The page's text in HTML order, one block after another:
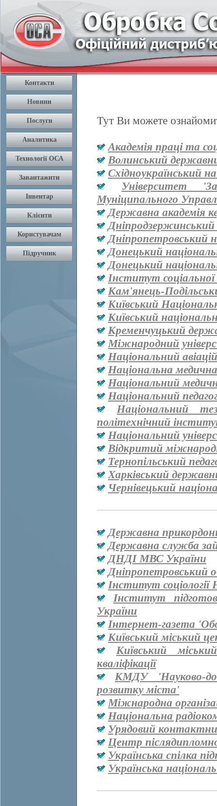
Тут Ви можете
Академія праці та
Волинський
Східноукраїнський
Університет
Муніципального
Державна академія
Дніпропетровський
Донецький
Донецький
Інститут
Кам'янець-
Київський
Київський
Кременчуцький
Міжнародний
Національний
Національна медична
Національний
Національний
Національний
політехнічний
Національний
Відкритий
Тернопільський
Харківський
Чернівецький
Державна
Державна служба
ДНДІ МВС України
Дніпропетровський
Інститут
Інститут
України
Інтернет-газета
Київський міський
Київський
кваліфікації
КМДУ 'Науково-
розвитку міста'
Міжнародна
Національна
Урядовий
Центр
Українська спілка
Українська